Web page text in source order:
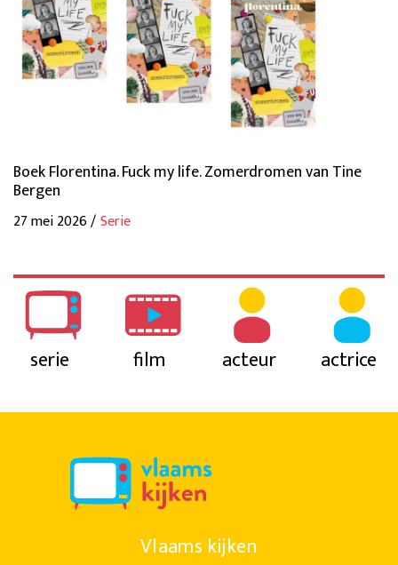
Boek Florentina. Fuck my life. Zomerdromen van Tine
Bergen
27 mei 2026 /Serie
serie film acteur actrice
Vlaams kijken